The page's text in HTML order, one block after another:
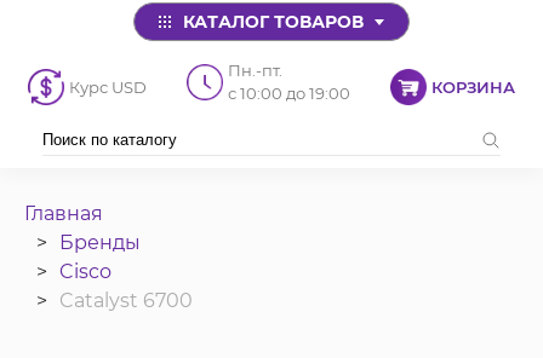
КАТАЛОГ ТОВАРОВ
Курс USD
Пн.-пт.
с 10:00 до 19:00
КОРЗИНА
Главная
Бренды
Cisco
Catalyst 6700